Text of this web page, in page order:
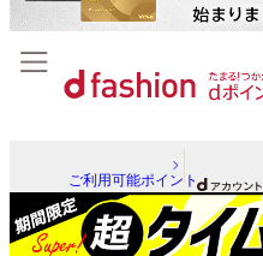
ご利用可能ポイント